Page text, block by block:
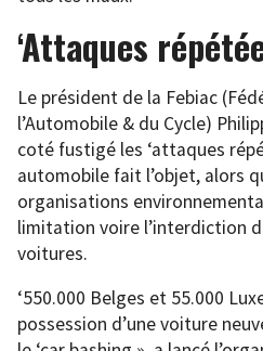
‘Attaques
Le président de la Febiac
l’Automobile & du Cycle)
coté fustigé les ‘attaques
automobile fait l’objet, alors
organisations
limitation voire l’interdiction
voitures.
‘550.000 Belges et 55.000
possession d’une voiture